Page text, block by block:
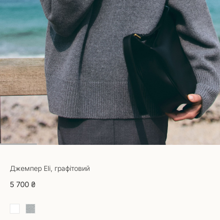
1 2 3 4 5 6
Джемпер Eli, графітовий
5 700 ₴